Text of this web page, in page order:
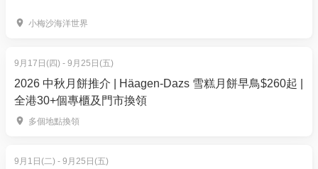
週末及公眾假期價惠價：$1,188 / 2位
【套餐2】套餐包括：
爸爸 / 媽媽：60分鐘 泰式香薰油按摩
小朋友（6–12歲）：60分鐘 芒果糯米香薰全身按摩
小梅沙海洋世界
9月17日(四) - 9月25日(五)
2026 中秋月餅推介 | Häagen-Dazs 雪糕月餅早鳥$260起 |
全港30+個專櫃及門市換領
多個地點換領
9月1日(二) - 9月25日(五)